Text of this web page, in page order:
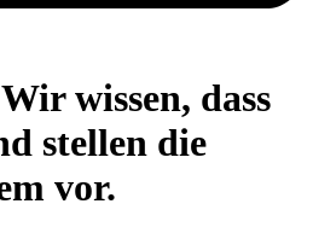
wissen, dass
stellen die
vor.